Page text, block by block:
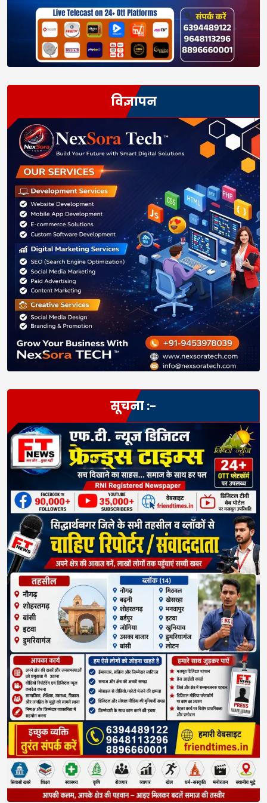
विज्ञापन
सूचना :-